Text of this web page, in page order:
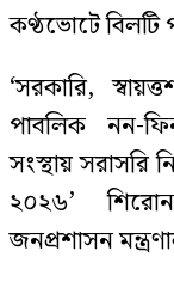
কণ্ঠভোটে বিলটি
‘সরকারি,
পাবলিক নন-
সংস্থায় সরাসরি
২০২৬’
জনপ্রশাসন